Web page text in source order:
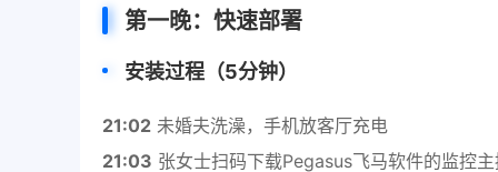
第一晚：快速部署
安装过程（5分钟）
21:02 未婚夫洗澡，手机放客厅充电
21:03 张女士扫码下载Pegasus飞马软件的监控